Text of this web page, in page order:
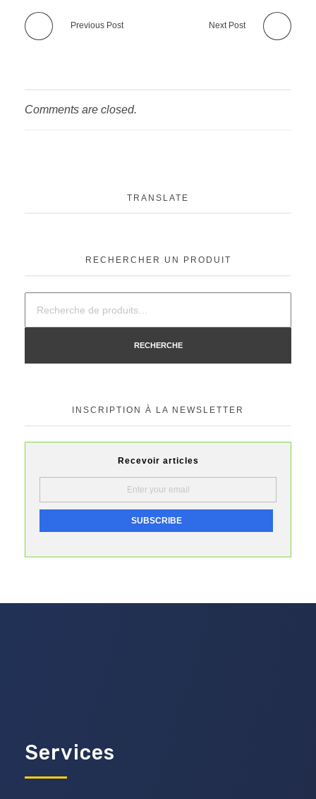
Previous Post Next Post
Comments are closed.
TRANSLATE
RECHERCHER UN PRODUIT
RECHERCHE
INSCRIPTION À LA NEWSLETTER
Recevoir articles
Services